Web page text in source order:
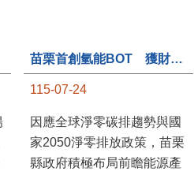
苗栗首創氫能BOT 獲財政部「突破之翼」肯定